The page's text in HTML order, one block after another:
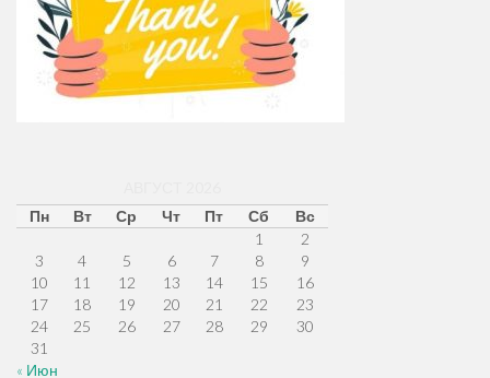
Пн
Вт Ср Чт Пт Сб
Вс
1
2
3
4 5 6 7 8
9
10
11 12 13 14 15
16
17
18 19 20 21 22
23
24
25 26 27 28 29
30
31
« Июн